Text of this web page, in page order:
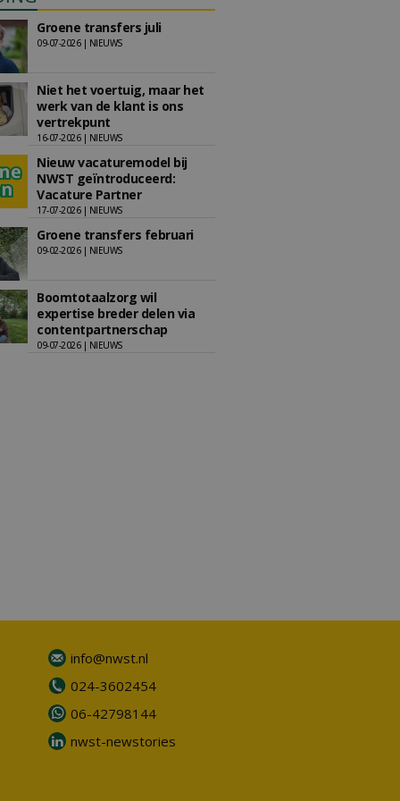
Groene transfers juli
09-07-2026 | NIEUWS
Niet het voertuig, maar het
werk van de klant is ons
vertrekpunt
16-07-2026 | NIEUWS
Nieuw vacaturemodel bij
NWST geïntroduceerd:
Vacature Partner
17-07-2026 | NIEUWS
Groene transfers februari
09-02-2026 | NIEUWS
Boomtotaalzorg wil
expertise breder delen via
contentpartnerschap
09-07-2026 | NIEUWS
info@nwst.nl
024-3602454
06-42798144
nwst-newstories